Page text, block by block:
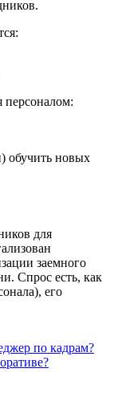
персоналом:
обучить новых
для
заемного
Спрос есть, как
его
по кадрам?